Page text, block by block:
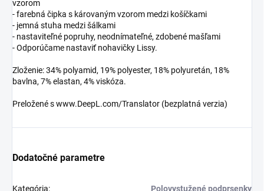
vzorom
- farebná čipka s károvaným vzorom medzi košíčkami
- jemná stuha medzi šálkami
- nastaviteľné popruhy, neodnímateľné, zdobené mašľami
- Odporúčame nastaviť nohavičky Lissy.
Zloženie: 34% polyamid, 19% polyester, 18% polyuretán, 18%
bavlna, 7% elastan, 4% viskóza.
Preložené s www.DeepL.com/Translator (bezplatná verzia)
Dodatočné parametre
Kategória: Polovystužené podprsenky